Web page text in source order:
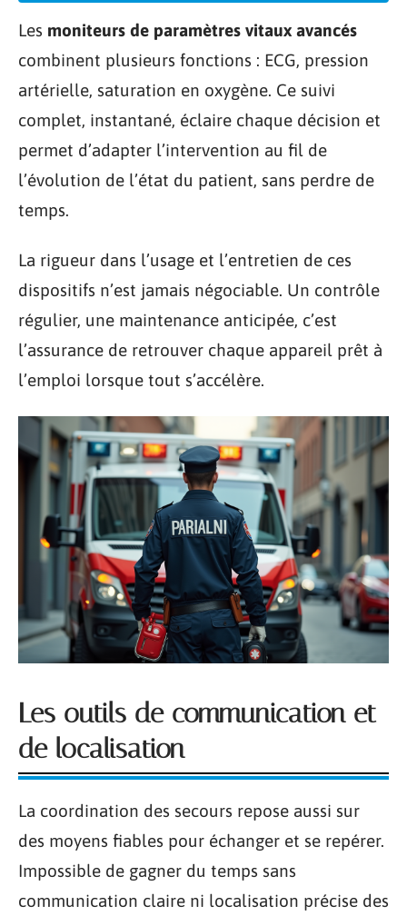
Les moniteurs de paramètres vitaux avancés
combinent plusieurs fonctions : ECG, pression
artérielle, saturation en oxygène. Ce suivi
complet, instantané, éclaire chaque décision et
permet d’adapter l’intervention au fil de
l’évolution de l’état du patient, sans perdre de
temps.
La rigueur dans l’usage et l’entretien de ces
dispositifs n’est jamais négociable. Un contrôle
régulier, une maintenance anticipée, c’est
l’assurance de retrouver chaque appareil prêt à
l’emploi lorsque tout s’accélère.
Les outils de communication et
de localisation
La coordination des secours repose aussi sur
des moyens fiables pour échanger et se repérer.
Impossible de gagner du temps sans
communication claire ni localisation précise des